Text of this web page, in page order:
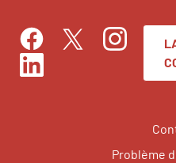
FacebookTwitterInstagram
LinkedIn
Problème